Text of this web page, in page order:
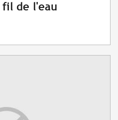
fil de l'eau